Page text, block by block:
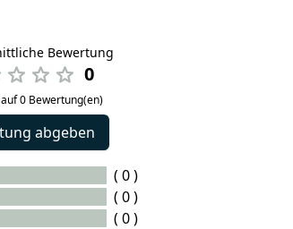
Bewertung
0
0 Bewertung(en)
abgeben
( 0 )
( 0 )
( 0 )